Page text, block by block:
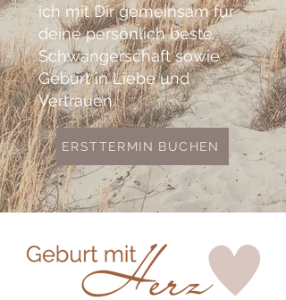
ich mit Dir gemeinsam für
deine persönlich beste
Schwangerschaft sowie
Geburt in Liebe und
Vertrauen.
ERSTTERMIN BUCHEN